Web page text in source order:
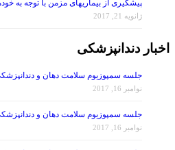
پیشگیری از بیماریهای مزمن با توجه به
ژانویه 21, 2017
اخبار دندانپزشکی
جلسه سمپوزیوم سلامت دهان و
نوامبر 16, 2017
جلسه سمپوزیوم سلامت دهان و
نوامبر 16, 2017